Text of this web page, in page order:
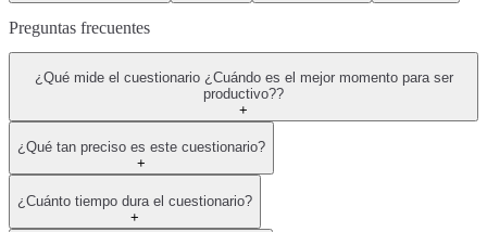
Preguntas frecuentes
¿Qué mide el cuestionario ¿Cuándo es el mejor momento para ser
productivo??
+
¿Qué tan preciso es este cuestionario?
+
¿Cuánto tiempo dura el cuestionario?
+